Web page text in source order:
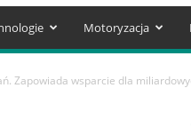
Motoryzacja
Zapowiada wsparcie dla